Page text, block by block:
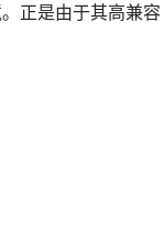
正是由于其高兼容